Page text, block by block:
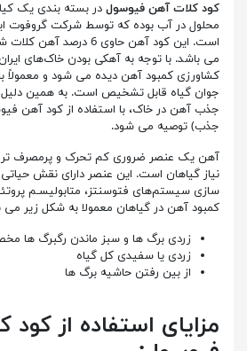
کود کلات آهن فیوسول در بسته بندی یک
محلول در آب بوده که توسط شرکت گروفوت
است. این کود آهن حاوی 6
می باشد. با توجه به آهکی بودن خاک‌های
کشاورزی کمبود آهن دیده می شود و معمولاً
جوان گیاه قابل تشخیص است. به همین
جذب آهن در خاک، با استفاده از کود آهن
جذب) توصیه می شود.
آهن یک عنصر ضروری کم تحرک و پرمصرف
نیاز گیاهان است. این عنصر دارای نقش حیاتی
سازی سيستم‌های فتوسنتز، متابوليسـم
کمبود آهن در گیاهان معمولا به شکل زیر می
زردی برگ ها و سبز ماندن رگبرگ ها
زردی یا سفیدی کل گیاه
از بین رفتن حاشیه برگ ها
مزایای استفاده از